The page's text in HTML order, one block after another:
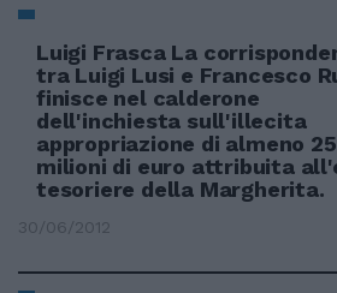
Luigi Frasca La
tra Luigi Lusi e Francesco
finisce nel calderone
dell'inchiesta sull'illecita
appropriazione di almeno 25
milioni di euro attribuita
tesoriere della Margherita.
30/06/2012